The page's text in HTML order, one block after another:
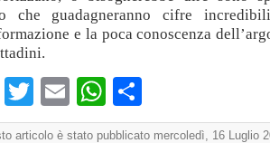
che guadagneranno cifre
e la poca conoscenza
Facebook
TwitterEmailWhatsApp
articolo è stato pubblicato mercoledì, 16 Luglio